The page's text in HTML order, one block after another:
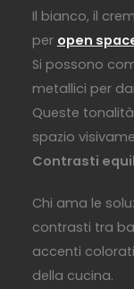
Il bianco, il
per open
Si possono
metallici per
Queste
spazio
Contrasti
Chi ama le
contrasti tra
accenti
della cucina.